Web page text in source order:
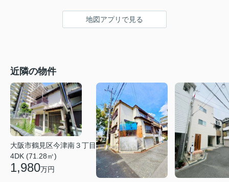
地図アプリで見る
近隣の物件
大阪市鶴見区今津南３丁目
4DK (71.28㎡)
1,980万円